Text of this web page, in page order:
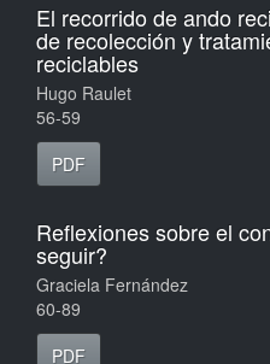
El recorrido de ando
de recolección y
reciclables
Hugo Raulet
56-59
PDF
Reflexiones sobre el
seguir?
Graciela Fernández
60-89
PDF